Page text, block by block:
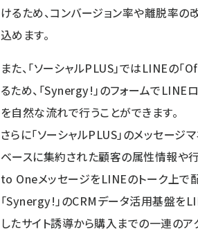
けるため、コンバージョン率や離脱率
込めます。
また、「ソーシャルPLUS」ではLINEの
るため、「Synergy!」のフォームで
を自然な流れで行うことができます。
さらに「ソーシャルPLUS」のメッセージ
ベースに集約された顧客の属性情報や
to OneメッセージをLINEのトーク上で
「Synergy!」のCRMデータ活用基盤を
したサイト誘導から購入までの一連の